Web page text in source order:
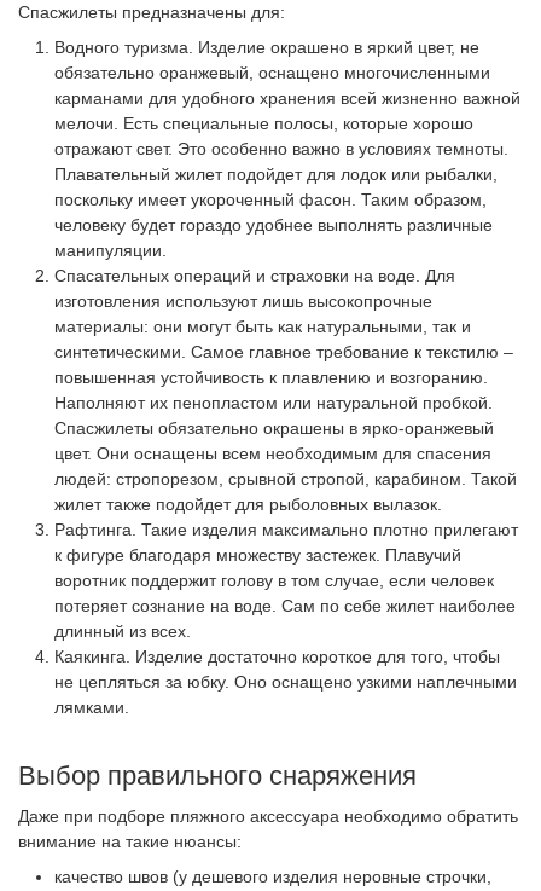
Спасжилеты предназначены для:
Водного туризма. Изделие окрашено в яркий цвет, не
обязательно оранжевый, оснащено многочисленными
карманами для удобного хранения всей жизненно важной
мелочи. Есть специальные полосы, которые хорошо
отражают свет. Это особенно важно в условиях темноты.
Плавательный жилет подойдет для лодок или рыбалки,
поскольку имеет укороченный фасон. Таким образом,
человеку будет гораздо удобнее выполнять различные
манипуляции.
Спасательных операций и страховки на воде. Для
изготовления используют лишь высокопрочные
материалы: они могут быть как натуральными, так и
синтетическими. Самое главное требование к текстилю –
повышенная устойчивость к плавлению и возгоранию.
Наполняют их пенопластом или натуральной пробкой.
Спасжилеты обязательно окрашены в ярко-оранжевый
цвет. Они оснащены всем необходимым для спасения
людей: стропорезом, срывной стропой, карабином. Такой
жилет также подойдет для рыболовных вылазок.
Рафтинга. Такие изделия максимально плотно прилегают
к фигуре благодаря множеству застежек. Плавучий
воротник поддержит голову в том случае, если человек
потеряет сознание на воде. Сам по себе жилет наиболее
длинный из всех.
Каякинга. Изделие достаточно короткое для того, чтобы
не цепляться за юбку. Оно оснащено узкими наплечными
лямками.
Выбор правильного снаряжения
Даже при подборе пляжного аксессуара необходимо обратить
внимание на такие нюансы:
качество швов (у дешевого изделия неровные строчки,